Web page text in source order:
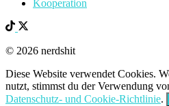
Kooperation
© 2026 nerdshit
Diese Website verwendet Cookies.
nutzt, stimmst du der Verwendung
Datenschutz- und Cookie-Richtlinie.